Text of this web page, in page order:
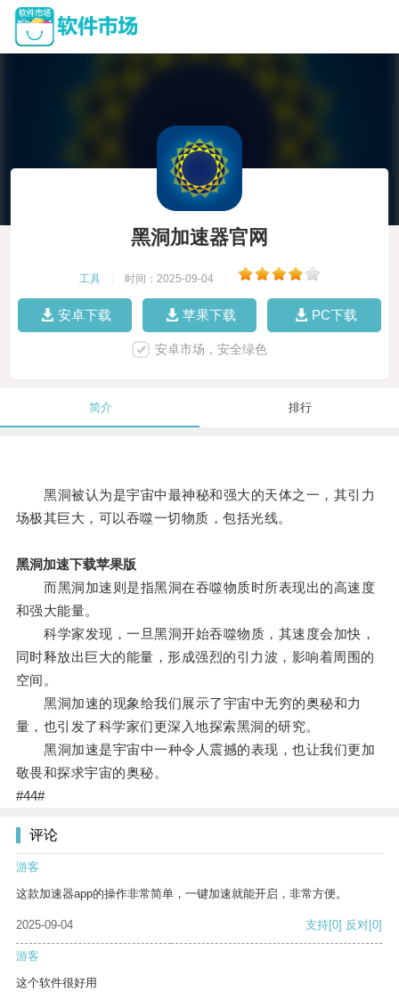
黑洞加速器官网
工具 时间：2025-09-04
安卓下载 苹果下载 PC下载
安卓市场，安全绿色
简介 排行
黑洞被认为是宇宙中最神秘和强大的天体之一，其引力
场极其巨大，可以吞噬一切物质，包括光线。
黑洞加速下载苹果版
而黑洞加速则是指黑洞在吞噬物质时所表现出的高速度
和强大能量。
科学家发现，一旦黑洞开始吞噬物质，其速度会加快，
同时释放出巨大的能量，形成强烈的引力波，影响着周围的
空间。
黑洞加速的现象给我们展示了宇宙中无穷的奥秘和力
量，也引发了科学家们更深入地探索黑洞的研究。
黑洞加速是宇宙中一种令人震撼的表现，也让我们更加
敬畏和探求宇宙的奥秘。
#44#
评论
游客
这款加速器app的操作非常简单，一键加速就能开启，非常方便。
2025-09-04 支持[0] 反对[0]
游客
这个软件很好用